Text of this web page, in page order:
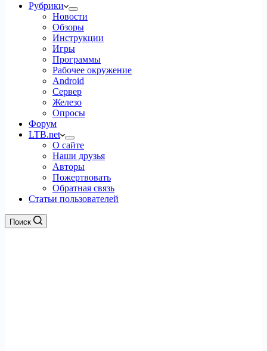
Рубрики
Новости
Обзоры
Инструкции
Игры
Программы
Рабочее окружение
Android
Сервер
Железо
Опросы
Форум
LTB.net
О сайте
Наши друзья
Авторы
Пожертвовать
Обратная связь
Статьи пользователей
Поиск